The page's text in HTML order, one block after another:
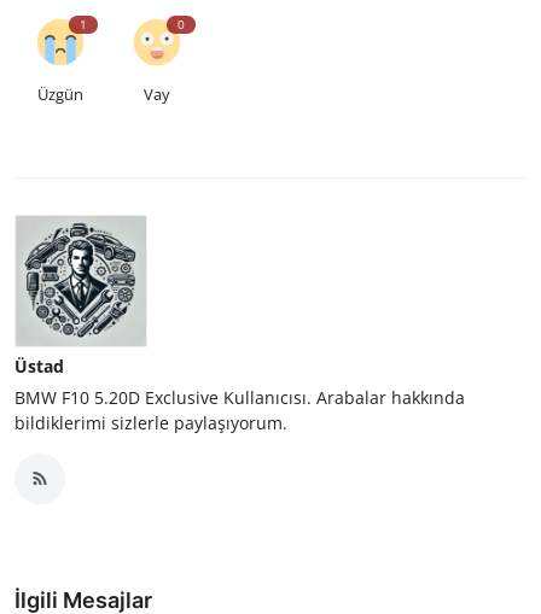
1
Üzgün
0
Vay
Üstad
BMW F10 5.20D Exclusive Kullanıcısı. Arabalar hakkında
bildiklerimi sizlerle paylaşıyorum.
İlgili Mesajlar